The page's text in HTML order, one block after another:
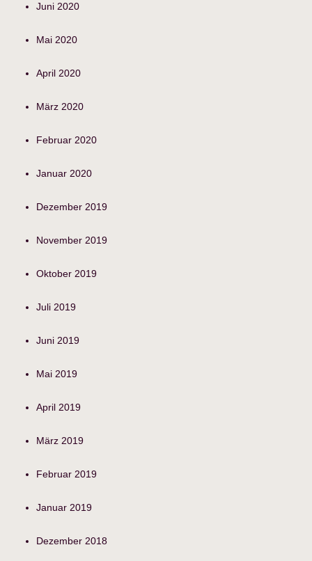
Juni 2020
Mai 2020
April 2020
März 2020
Februar 2020
Januar 2020
Dezember 2019
November 2019
Oktober 2019
Juli 2019
Juni 2019
Mai 2019
April 2019
März 2019
Februar 2019
Januar 2019
Dezember 2018